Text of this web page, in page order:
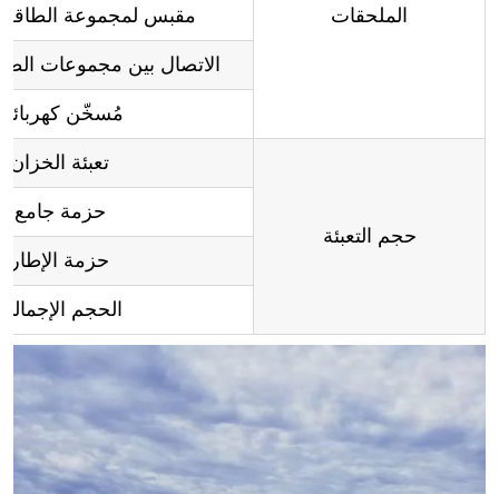
الملحقات
مقبس لمجموعة
الاتصال بين مجموعات
مُسخّن
حجم التعبئة
تعبئة الخزان
حزمة جامع
حزمة الإطار
الحجم